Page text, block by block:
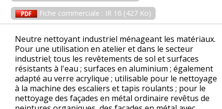
Fiche commerciale : IR 16 (427 Ko)
Neutre nettoyant industriel ménageant les matériaux.
Pour une utilisation en atelier et dans le secteur
industriel; tous les revêtements de sol et surfaces
résistants à l'eau ; surfaces en aluminium ; également
adapté au verre acrylique ; utilisable pour le nettoyage
à la machine des escaliers et tapis roulants ; pour le
nettoyage des façades en métal ordinaire revêtus de